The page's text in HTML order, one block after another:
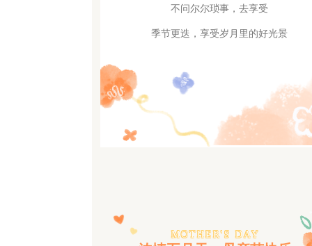
不问尔尔琐事，去享受
季节更迭，享受岁月里的好光景
MOTHER'S DAY